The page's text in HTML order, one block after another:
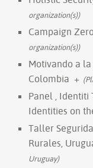
organization(s))
Campaign
organization(s))
Motivando a
Colombia +
Panel , Identiti
Identities on
Taller
Rurales,
Uruguay)